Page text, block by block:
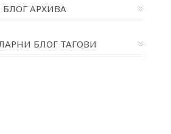
БЛОГ АРХИВА
БЛОГ ТАГОВИ